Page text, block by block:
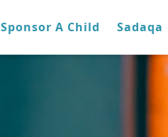
Sponsor A Child Sadaqa